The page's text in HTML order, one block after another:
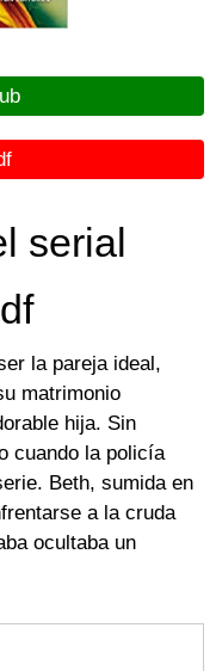
serial
la pareja ideal,
matrimonio
hija. Sin
cuando la policía
Beth, sumida en
a la cruda
ocultaba un